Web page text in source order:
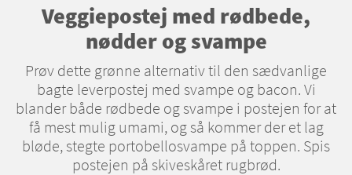
Veggiepostej med rødbede,
nødder og svampe
Prøv dette grønne alternativ til den sædvanlige
bagte leverpostej med svampe og bacon. Vi
blander både rødbede og svampe i postejen for at
få mest mulig umami, og så kommer der et lag
bløde, stegte portobellosvampe på toppen. Spis
postejen på skiveskåret rugbrød.